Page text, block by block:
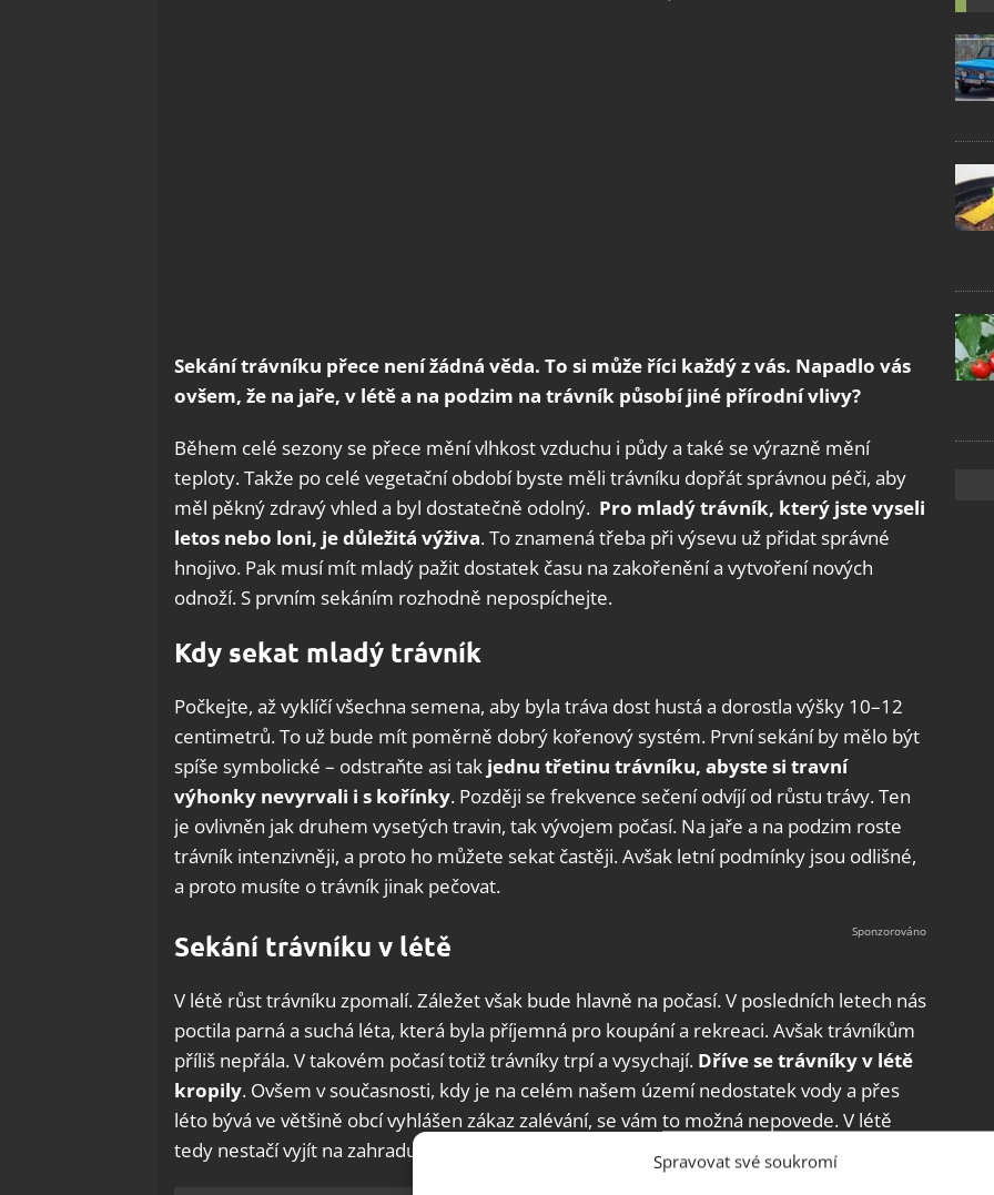
Spravovat své soukromí
Sekání trávníku přece není žádná věda. To si může říci každý z vás. Napadlo vás
ovšem, že na jaře, v létě a na podzim na trávník působí jiné přírodní vlivy?
Během celé sezony se přece mění vlhkost vzduchu i půdy a také se výrazně mění
teploty. Takže po celé vegetační období byste měli trávníku dopřát správnou péči, aby
měl pěkný zdravý vhled a byl dostatečně odolný. Pro mladý trávník, který jste vyseli
letos nebo loni, je důležitá výživa. To znamená třeba při výsevu už přidat správné
hnojivo. Pak musí mít mladý pažit dostatek času na zakořenění a vytvoření nových
odnoží. S prvním sekáním rozhodně nepospíchejte.
Kdy sekat mladý trávník
Počkejte, až vyklíčí všechna semena, aby byla tráva dost hustá a dorostla výšky 10–12
centimetrů. To už bude mít poměrně dobrý kořenový systém. První sekání by mělo být
spíše symbolické – odstraňte asi tak jednu třetinu trávníku, abyste si travní
výhonky nevyrvali i s kořínky. Později se frekvence sečení odvíjí od růstu trávy. Ten
je ovlivněn jak druhem vysetých travin, tak vývojem počasí. Na jaře a na podzim roste
trávník intenzivněji, a proto ho můžete sekat častěji. Avšak letní podmínky jsou odlišné,
a proto musíte o trávník jinak pečovat.
Sekání trávníku v létě
V létě růst trávníku zpomalí. Záležet však bude hlavně na počasí. V posledních letech nás
poctila parná a suchá léta, která byla příjemná pro koupání a rekreaci. Avšak trávníkům
příliš nepřála. V takovém počasí totiž trávníky trpí a vysychají. Dříve se trávníky v létě
kropily. Ovšem v současnosti, kdy je na celém našem území nedostatek vody a přes
léto bývá ve většině obcí vyhlášen zákaz zalévání, se vám to možná nepovede. V létě
tedy nestačí vyjít na zahradu a nastartovat sekačku, píše web
KobietaInteria